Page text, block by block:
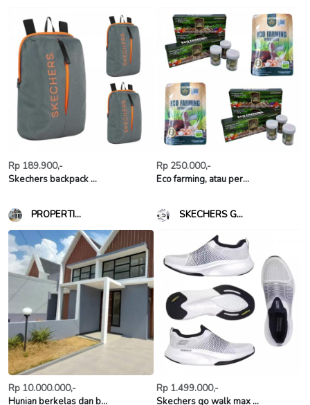
Rp 189.900,-
Skechers backpack ...
Rp 250.000,-
Eco farming, atau per...
PROPERTI...
Rp 10.000.000,-
Hunian berkelas dan b...
SKECHERS G...
Rp 1.499.000,-
Skechers go walk max ...